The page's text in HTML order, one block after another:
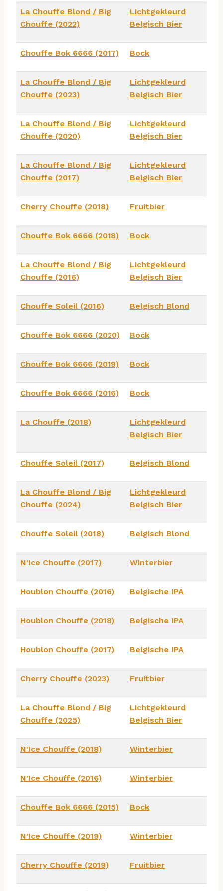
La Chouffe Blond / Big
Chouffe (2022)
Lichtgekleurd
Belgisch Bier
Chouffe Bok 6666 (2017) Bock
La Chouffe Blond / Big
Chouffe (2023)
Lichtgekleurd
Belgisch Bier
La Chouffe Blond / Big
Chouffe (2020)
Lichtgekleurd
Belgisch Bier
La Chouffe Blond / Big
Chouffe (2017)
Lichtgekleurd
Belgisch Bier
Cherry Chouffe (2018) Fruitbier
Chouffe Bok 6666 (2018) Bock
La Chouffe Blond / Big
Chouffe (2016)
Lichtgekleurd
Belgisch Bier
Chouffe Soleil (2016) Belgisch Blond
Chouffe Bok 6666 (2020) Bock
Chouffe Bok 6666 (2019) Bock
Chouffe Bok 6666 (2016) Bock
La Chouffe (2018)
Lichtgekleurd
Belgisch Bier
Chouffe Soleil (2017) Belgisch Blond
La Chouffe Blond / Big
Chouffe (2024)
Lichtgekleurd
Belgisch Bier
Chouffe Soleil (2018) Belgisch Blond
N'Ice Chouffe (2017) Winterbier
Houblon Chouffe (2016) Belgische IPA
Houblon Chouffe (2018) Belgische IPA
Houblon Chouffe (2017) Belgische IPA
Cherry Chouffe (2023) Fruitbier
La Chouffe Blond / Big
Chouffe (2025)
Lichtgekleurd
Belgisch Bier
N'Ice Chouffe (2018) Winterbier
N'Ice Chouffe (2016) Winterbier
Chouffe Bok 6666 (2015) Bock
N'Ice Chouffe (2019) Winterbier
Cherry Chouffe (2019) Fruitbier